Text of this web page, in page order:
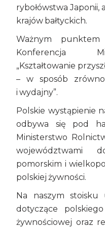
rybołówstwa
krajów bałtyckich.
Ważnym punktem
Konferencja
„Kształtowanie
– w sposób
i wydajny”.
Polskie wystąpienie
odbywa się pod
Ministerstwo
województwami
pomorskim i
polskiej żywności.
Na naszym stoisku
dotyczące
żywnościowej oraz